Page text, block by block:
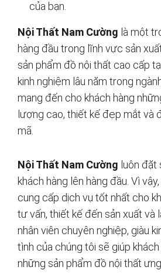
của bạn.
Nội Thất Nam Cường là một
hàng đầu trong lĩnh vực sản
sản phẩm đồ nội thất cao cấp
kinh nghiệm lâu năm trong
mang đến cho khách hàng
lượng cao, thiết kế đẹp mắt và
mã.
Nội Thất Nam Cường luôn đặt
khách hàng lên hàng đầu. Vì
cung cấp dịch vụ tốt nhất cho
tư vấn, thiết kế đến sản xuất và
nhân viên chuyên nghiệp, giàu
tình của chúng tôi sẽ giúp
những sản phẩm đồ nội thất ưng